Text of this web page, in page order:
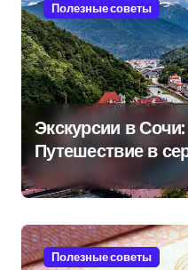
Полезные советы
Экскурсии в Сочи:
Путешествие в
Черноморского
Полезные советы